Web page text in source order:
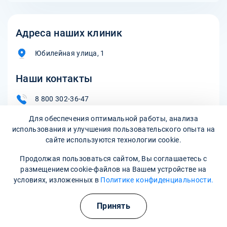
Адреса наших клиник
Юбилейная улица, 1
Наши контакты
8 800 302-36-47
mozdok@narkopremium.ru
Записаться на прием
Для обеспечения оптимальной работы, анализа
использования и улучшения пользовательского опыта на
сайте используются технологии cookie.
Продолжая пользоваться сайтом, Вы соглашаетесь с
размещением cookie-файлов на Вашем устройстве на
условиях, изложенных в Политике конфиденциальности.
Принять